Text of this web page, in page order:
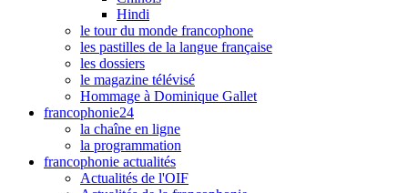
Hindi
le tour du monde francophone
les pastilles de la langue française
les dossiers
le magazine télévisé
Hommage à Dominique Gallet
francophonie24
la chaîne en ligne
la programmation
francophonie actualités
Actualités de l'OIF